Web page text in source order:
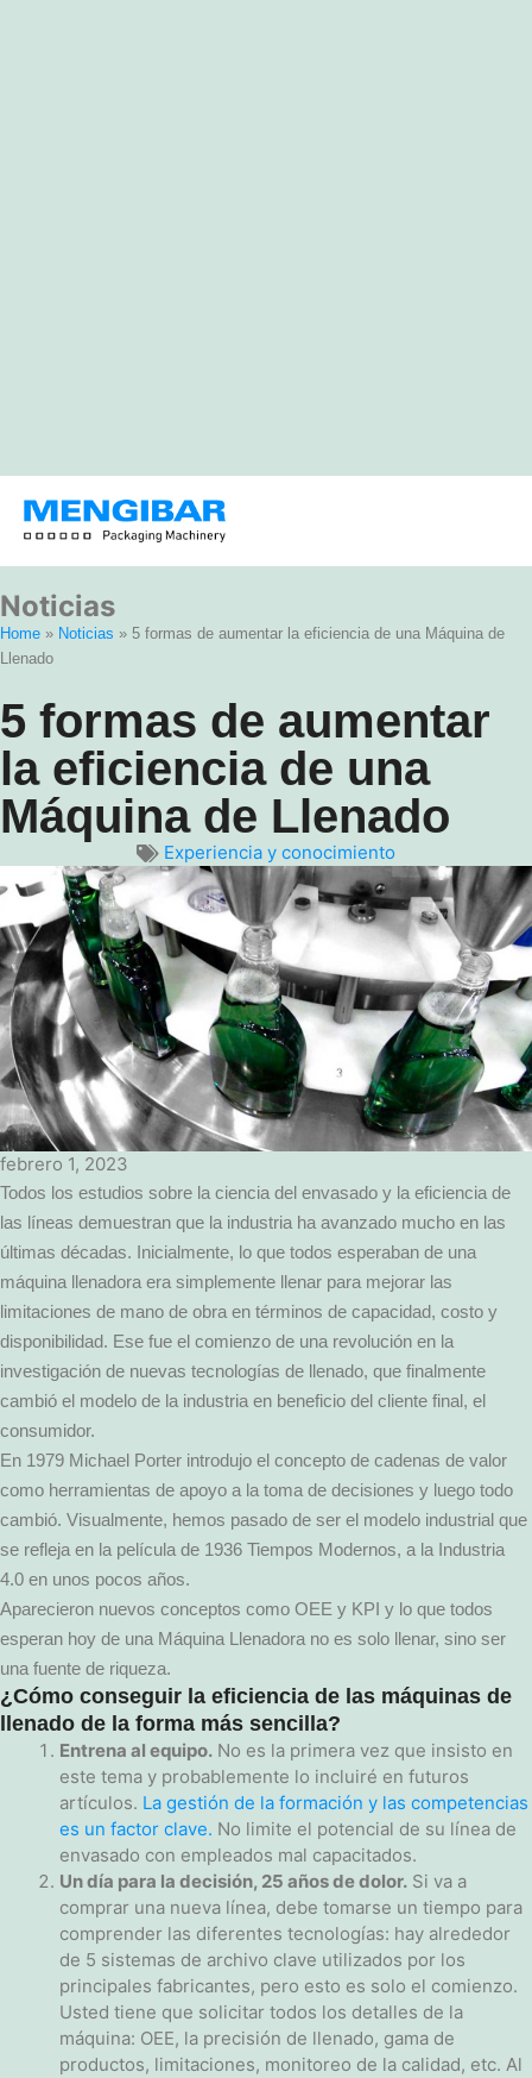
Noticias
Home » Noticias » 5 formas de aumentar la eficiencia de una Máquina de
Llenado
5 formas de aumentar
la eficiencia de una
Máquina de Llenado
Experiencia y conocimiento
febrero 1, 2023
Todos los estudios sobre la ciencia del envasado y la eficiencia de
las líneas demuestran que la industria ha avanzado mucho en las
últimas décadas. Inicialmente, lo que todos esperaban de una
máquina llenadora era simplemente llenar para mejorar las
limitaciones de mano de obra en términos de capacidad, costo y
disponibilidad. Ese fue el comienzo de una revolución en la
investigación de nuevas tecnologías de llenado, que finalmente
cambió el modelo de la industria en beneficio del cliente final, el
consumidor.
En 1979 Michael Porter introdujo el concepto de cadenas de valor
como herramientas de apoyo a la toma de decisiones y luego todo
cambió. Visualmente, hemos pasado de ser el modelo industrial que
se refleja en la película de 1936 Tiempos Modernos, a la Industria
4.0 en unos pocos años.
Aparecieron nuevos conceptos como OEE y KPI y lo que todos
esperan hoy de una Máquina Llenadora no es solo llenar, sino ser
una fuente de riqueza.
¿Cómo conseguir la eficiencia de las máquinas de
llenado de la forma más sencilla?
Entrena al equipo. No es la primera vez que insisto en
este tema y probablemente lo incluiré en futuros
artículos. La gestión de la formación y las competencias
es un factor clave. No limite el potencial de su línea de
envasado con empleados mal capacitados.
Un día para la decisión, 25 años de dolor. Si va a
comprar una nueva línea, debe tomarse un tiempo para
comprender las diferentes tecnologías: hay alrededor
de 5 sistemas de archivo clave utilizados por los
principales fabricantes, pero esto es solo el comienzo.
Usted tiene que solicitar todos los detalles de la
máquina: OEE, la precisión de llenado, gama de
productos, limitaciones, monitoreo de la calidad, etc. Al